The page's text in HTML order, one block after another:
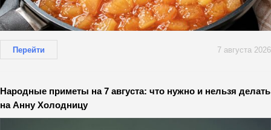
Перейти 7 августа 2026
Народные приметы на 7 августа: что нужно и нельзя делать
на Анну Холодницу